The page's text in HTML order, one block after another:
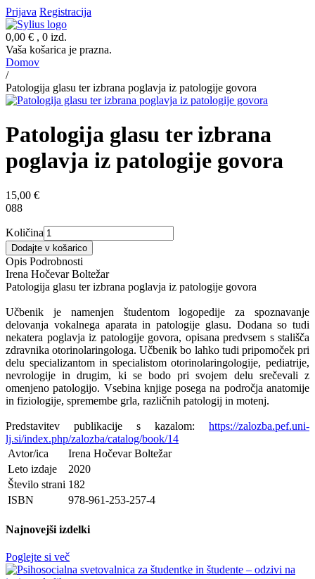
Prijava Registracija
0,00 € , 0 izd.
Vaša košarica je prazna.
Domov
/
Patologija glasu ter izbrana poglavja iz patologije govora
Patologija glasu ter izbrana
poglavja iz patologije govora
15,00 €
088
Količina
Dodajte v košarico
Opis Podrobnosti
Irena Hočevar Boltežar
Patologija glasu ter izbrana poglavja iz patologije govora
Učbenik je namenjen študentom logopedije za spoznavanje
delovanja vokalnega aparata in patologije glasu. Dodana so tudi
nekatera poglavja iz patologije govora, opisana predvsem s stališča
zdravnika otorinolaringologa. Učbenik bo lahko tudi pripomoček pri
delu specializantom in specialistom otorinolaringologije, pediatrije,
nevrologije in drugim, ki se bodo pri svojem delu srečevali z
omenjeno patologijo. Vsebina knjige posega na področja anatomije
in fiziologije, spremembe grla, različnih patologij in motenj.
Predstavitev publikacije s kazalom:
https://zalozba.pef.uni-
lj.si/index.php/zalozba/catalog/book/14
Avtor/ica
Irena Hočevar Boltežar
Leto izdaje
2020
Število strani 182
ISBN
978-961-253-257-4
Najnovejši izdelki
Poglejte si več